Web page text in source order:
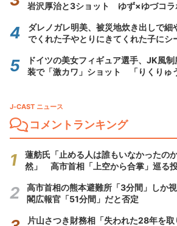
岩沢厚治と3ショット ゆず×ゆづコラ
ダレノガレ明美、被災地炊き出しで細
でくれた子やとりにきてくれた子にシ
ドイツの美女フィギュア選手、JK風
装で「激カワ」ショット 「りくりゅ
J-CAST ニュース
コメントランキング
蓮舫氏「止める人は誰もいなかったの
然」 高市首相「上空から合掌」巡る
高市首相の熊本避難所「3分間」しか
閣広報官「51分間」だと否定
片山さつき財務相「失われた28年を